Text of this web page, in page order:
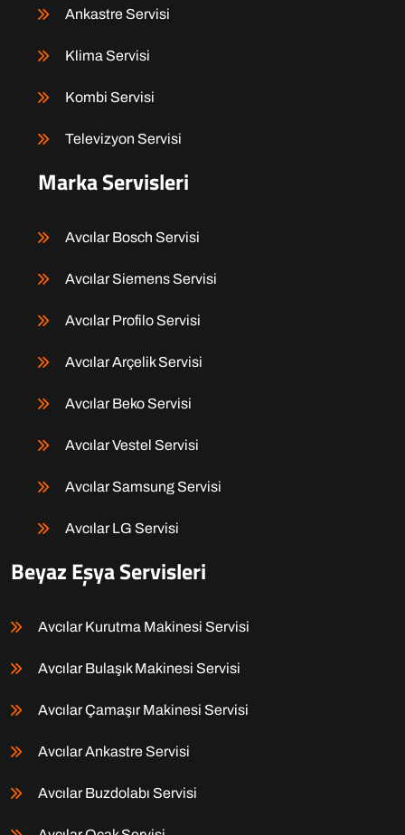
Ankastre Servisi
Klima Servisi
Kombi Servisi
Televizyon Servisi
Marka Servisleri
Avcılar Bosch Servisi
Avcılar Siemens Servisi
Avcılar Profilo Servisi
Avcılar Arçelik Servisi
Avcılar Beko Servisi
Avcılar Vestel Servisi
Avcılar Samsung Servisi
Avcılar LG Servisi
Beyaz Eşya Servisleri
Avcılar Kurutma Makinesi Servisi
Avcılar Bulaşık Makinesi Servisi
Avcılar Çamaşır Makinesi Servisi
Avcılar Ankastre Servisi
Avcılar Buzdolabı Servisi